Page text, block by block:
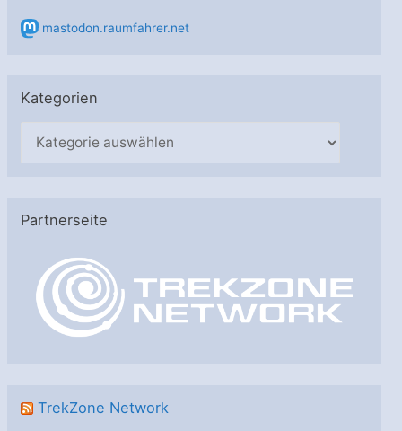
mastodon.raumfahrer.net
Kategorien
g
Partnerseite
TrekZone Network